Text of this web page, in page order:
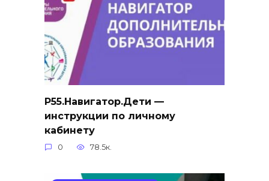
Р55.Навигатор.Дети —
инструкции по личному
кабинету
0 78.5к.